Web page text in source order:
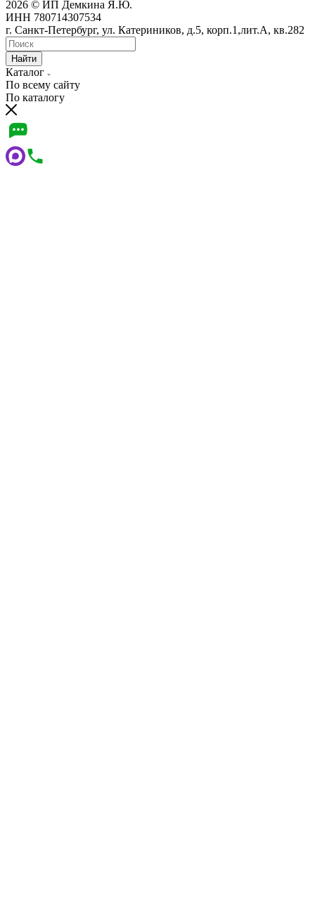
2026 © ИП Демкина Я.Ю.
ИНН 780714307534
г. Санкт-Петербург, ул. Катериников, д.5, корп.1,лит.А, кв.282
Найти
Каталог
По всему сайту
По каталогу